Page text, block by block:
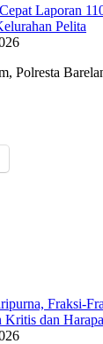
Laporan
Pelita
Polresta
Fraksi-
Kritis dan